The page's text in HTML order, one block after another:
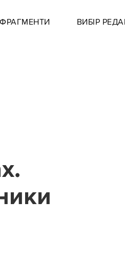
ФРАГМЕНТИ ВИБІР